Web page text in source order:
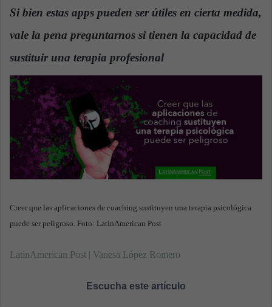
a
n
m
a
l
Si bien estas apps pueden ser útiles en cierta medida,
vale la pena preguntarnos si tienen la capacidad de
sustituir una terapia profesional
Creer que las aplicaciones de coaching sustituyen una terapia psicológica
puede ser peligroso. Foto: LatinAmerican Post
LatinAmerican Post | Vanesa López Romero
Escucha este artículo